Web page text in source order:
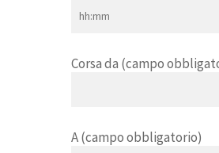
Corsa da (campo
A (campo obbligatorio)